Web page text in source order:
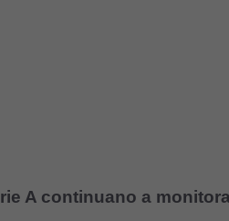
A continuano a